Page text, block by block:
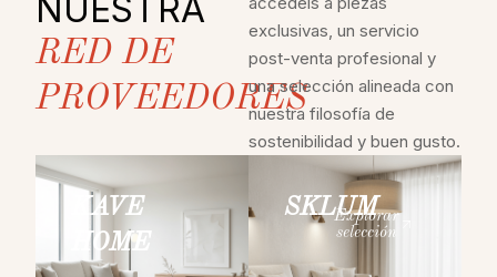
NUESTRA
RED DE
PROVEEDORES
exclusivas, un servicio
post-venta profesional y
una selección alineada con
nuestra filosofía de
sostenibilidad y buen gusto.
KAVE
HOME
SKLUM
Explorar
selección